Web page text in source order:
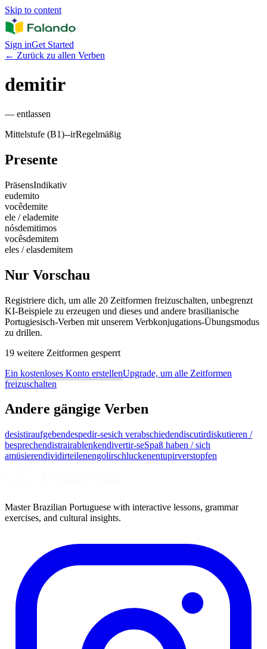
Skip to content
Sign inGet Started
← Zurück zu allen Verben
demitir
— entlassen
Mittelstufe (B1)--irRegelmäßig
Presente
PräsensIndikativ
eudemito
vocêdemite
ele / elademite
nósdemitimos
vocêsdemitem
eles / elasdemitem
Nur Vorschau
Registriere dich, um alle 20 Zeitformen freizuschalten, unbegrenzt
KI-Beispiele zu erzeugen und dieses und andere brasilianische
Portugiesisch-Verben mit unserem Verbkonjugations-Übungsmodus
zu drillen.
19 weitere Zeitformen gesperrt
Ein kostenloses Konto erstellenUpgrade, um alle Zeitformen
freizuschalten
Andere gängige Verben
desistiraufgebendespedir-sesich verabschiedendiscutirdiskutieren /
besprechendistrairablenkendivertir-seSpaß haben / sich
amüsierendividirteilenengolirschluckenentupirverstopfen
Master Brazilian Portuguese with interactive lessons, grammar
exercises, and cultural insights.